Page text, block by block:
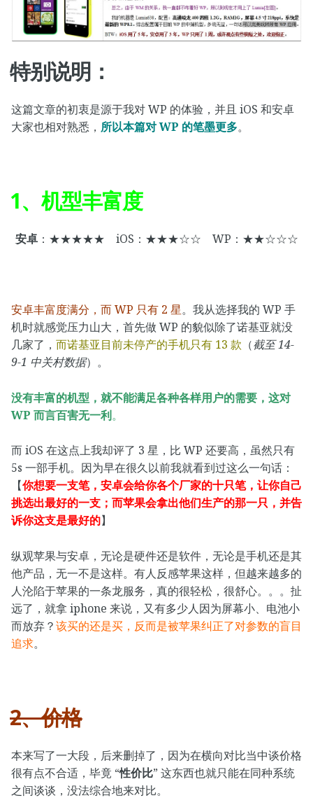
特别说明：
这篇文章的初衷是源于我对 WP 的体验，并且 iOS 和安卓
大家也相对熟悉， 所以本篇对 WP 的笔墨更多。
1、机型丰富度
安卓：★★★★★ iOS：★★★☆☆ WP：★★☆☆☆
安卓丰富度满分，而 WP 只有 2 星。我从选择我的 WP 手
机时就感觉压力山大，首先做 WP 的貌似除了诺基亚就没
几家了， 而诺基亚目前未停产的手机只有 13 款 （截至 14-
9-1 中关村数据）。
没有丰富的机型，就不能满足各种各样用户的需要，这对
WP 而言百害无一利。
而 iOS 在这点上我却评了 3 星，比 WP 还要高，虽然只有
5s 一部手机。因为早在很久以前我就看到过这么一句话：
【你想要一支笔，安卓会给你各个厂家的十只笔，让你自己
挑选出最好的一支；而苹果会拿出他们生产的那一只，并告
诉你这支是最好的】
纵观苹果与安卓，无论是硬件还是软件，无论是手机还是其
他产品，无一不是这样。有人反感苹果这样，但越来越多的
人沦陷于苹果的一条龙服务，真的很轻松，很舒心。。。扯
远了，就拿 iphone 来说，又有多少人因为屏幕小、电池小
而放弃？该买的还是买，反而是被苹果纠正了对参数的盲目
追求。
2、价格
本来写了一大段，后来删掉了，因为在横向对比当中谈价格
很有点不合适，毕竟 “性价比” 这东西也就只能在同种系统
之间谈谈，没法综合地来对比。